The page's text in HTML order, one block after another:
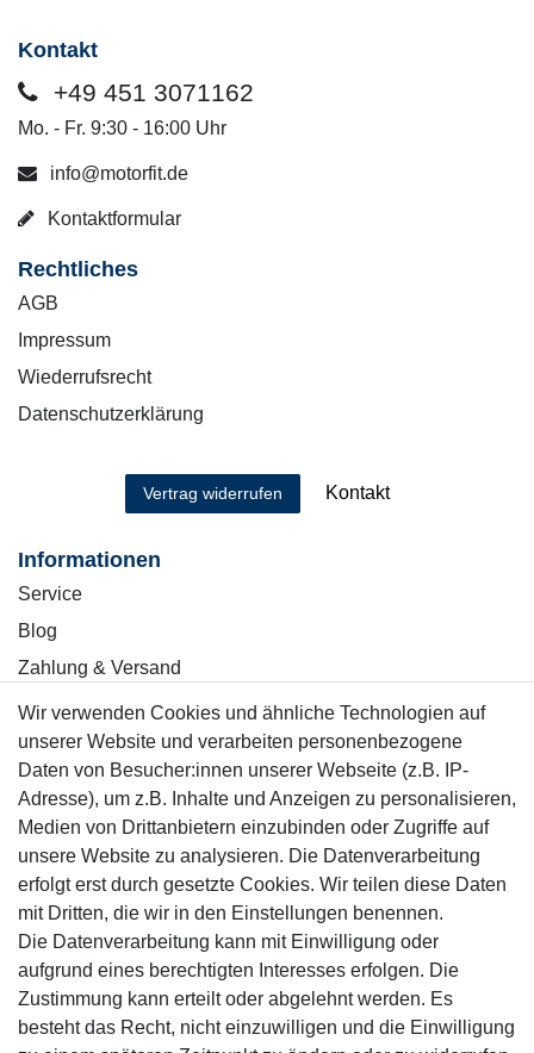
Kontakt
+49 451 3071162
Mo. - Fr. 9:30 - 16:00 Uhr
info@motorfit.de
Kontaktformular
Rechtliches
AGB
Impressum
Wiederrufsrecht
Datenschutzerklärung
Vertrag widerrufen Kontakt
Informationen
Service
Blog
Zahlung & Versand
Sicher einkaufen
Mitglied
Motor-Fit
© Copyright 2026 | Alle Rechte vorbehalten.
Wir verwenden Cookies und ähnliche Technologien auf
unserer Website und verarbeiten personenbezogene
Daten von Besucher:innen unserer Webseite (z.B. IP-
Adresse), um z.B. Inhalte und Anzeigen zu personalisieren,
Medien von Drittanbietern einzubinden oder Zugriffe auf
unsere Website zu analysieren. Die Datenverarbeitung
erfolgt erst durch gesetzte Cookies. Wir teilen diese Daten
mit Dritten, die wir in den Einstellungen benennen.
Die Datenverarbeitung kann mit Einwilligung oder
aufgrund eines berechtigten Interesses erfolgen. Die
Zustimmung kann erteilt oder abgelehnt werden. Es
besteht das Recht, nicht einzuwilligen und die Einwilligung